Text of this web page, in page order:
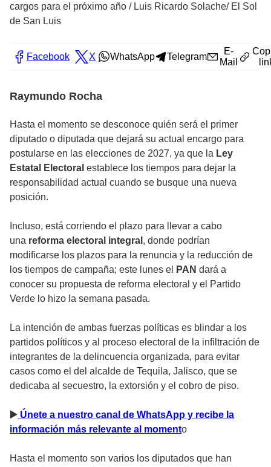
cargos para el próximo año / Luis Ricardo Solache/ El Sol
de San Luis
Facebook X WhatsApp Telegram
E-
Mail
Raymundo Rocha
Hasta el momento se desconoce quién será el primer
diputado o diputada que dejará su actual encargo para
postularse en las elecciones de 2027, ya que la Ley
Estatal Electoral establece los tiempos para dejar la
responsabilidad actual cuando se busque una nueva
posición.
Incluso, está corriendo el plazo para llevar a cabo
una reforma electoral integral , donde podrían
modificarse los plazos para la renuncia y la reducción de
los tiempos de campaña; este lunes el
PAN dará a
conocer su propuesta de reforma electoral y el Partido
Verde lo hizo la semana pasada.
La intención de ambas fuerzas políticas es blindar a los
partidos políticos y al proceso electoral de la infiltración de
integrantes de la delincuencia organizada, para evitar
casos como el del alcalde de Tequila, Jalisco, que se
dedicaba al secuestro, la extorsión y el cobro de piso.
▶ ️ Únete a nuestro canal de WhatsApp y recibe la
información más relevante al momento
Hasta el momento son varios los diputados que han